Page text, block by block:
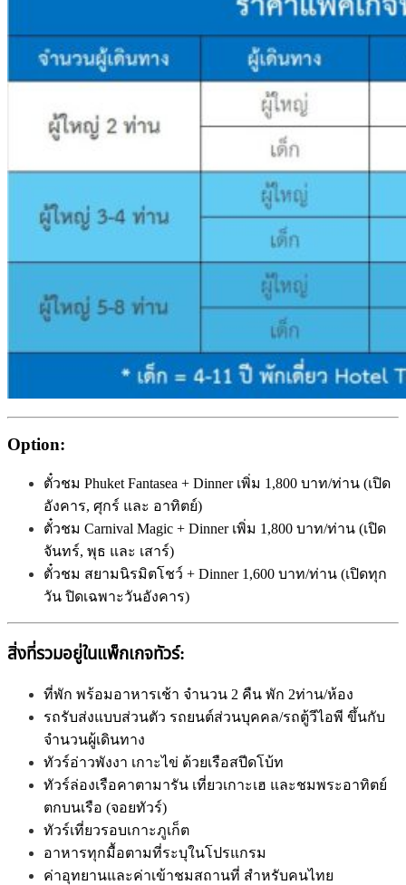
Option:
ตั๋วชม Phuket Fantasea + Dinner เพิ่ม 1,800 บาท/ท่าน (เปิด
อังคาร, ศุกร์ และ อาทิตย์)
ตั๋วชม Carnival Magic + Dinner เพิ่ม 1,800 บาท/ท่าน (เปิด
จันทร์, พุธ และ เสาร์)
ตั๋วชม สยามนิรมิตโชว์ + Dinner 1,600 บาท/ท่าน (เปิดทุก
วัน ปิดเฉพาะวันอังคาร)
สิ่งที่รวมอยู่ในแพ็กเกจทัวร์:
ที่พัก พร้อมอาหารเช้า จำนวน 2 คืน พัก 2ท่าน/ห้อง
รถรับส่งแบบส่วนตัว รถยนต์ส่วนบุคคล/รถตู้วีไอพี ขึ้นกับ
จำนวนผู้เดินทาง
ทัวร์อ่าวพังงา เกาะไข่ ด้วยเรือสปีดโบ้ท
ทัวร์ล่องเรือคาตามารัน เที่ยวเกาะเฮ และชมพระอาทิตย์
ตกบนเรือ (จอยทัวร์)
ทัวร์เที่ยวรอบเกาะภูเก็ต
อาหารทุกมื้อตามที่ระบุในโปรแกรม
ค่าอุทยานและค่าเข้าชมสถานที่ สำหรับคนไทย